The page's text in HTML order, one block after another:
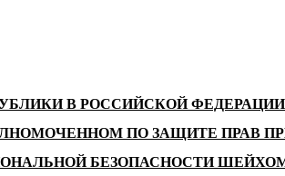
В РОССИЙСКОЙ
ПО ЗАЩИТЕ ПРАВ
БЕЗОПАСНОСТИ